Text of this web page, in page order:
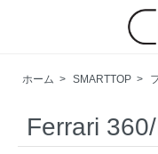
ホーム > SMARTTOP >
Ferrari